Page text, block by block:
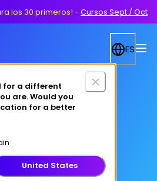
los 30 primeros! - Cursos Sept / Oct
for a different
are. Would you
for a better
United States
ES